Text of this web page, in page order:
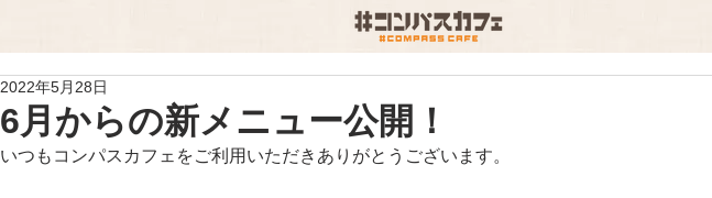
6月からの新メニュー公開！
2022年5月28日
いつもコンパスカフェをご利用いただきありがとうございます。